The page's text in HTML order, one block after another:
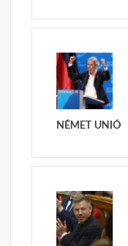
NÉMET UNIÓ